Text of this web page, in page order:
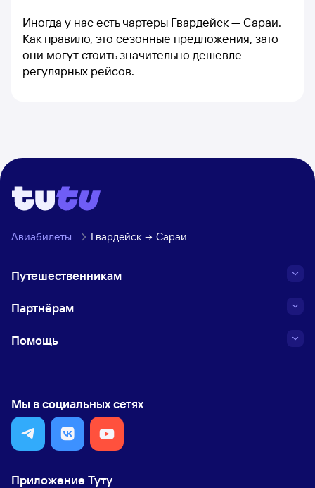
Иногда у нас есть чартеры Гвардейск — Сараи.
Как правило, это сезонные предложения, зато
они могут стоить значительно дешевле
регулярных рейсов.
Авиабилеты Гвардейск Сараи
Путешественникам
Партнёрам
Помощь
Мы в социальных сетях
Приложение Туту